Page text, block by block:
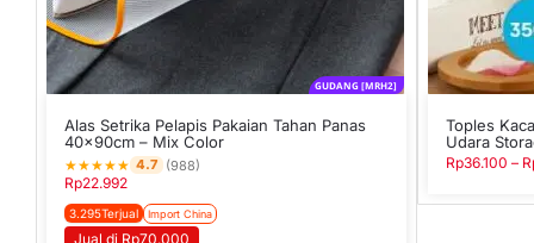
GUDANG [MRH2]
Alas Setrika Pelapis Pakaian Tahan Panas
40x90cm – Mix Color
★★★★★ 4.7 (988)
Rp22.992
3.295Terjual Import China
Jual di Rp70.000
Toples
Udara
Rp36.100 –